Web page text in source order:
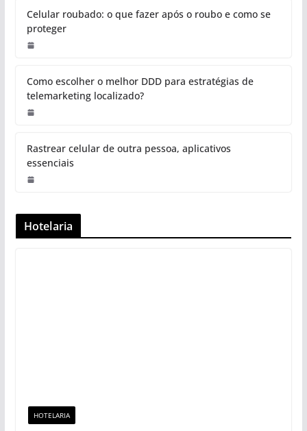
Celular roubado: o que fazer após o roubo e como se
proteger
Como escolher o melhor DDD para estratégias de
telemarketing localizado?
Rastrear celular de outra pessoa, aplicativos
essenciais
Hotelaria
HOTELARIA